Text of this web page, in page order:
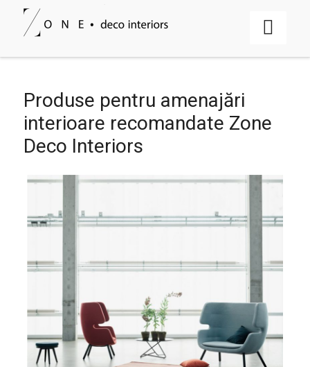
Produse pentru amenajări
interioare recomandate Zone
Deco Interiors